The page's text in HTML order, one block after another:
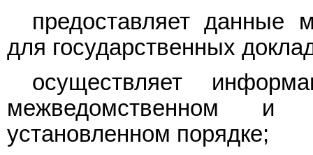
предоставляет данные
для государственных
осуществляет
межведомственном и
установленном порядке;